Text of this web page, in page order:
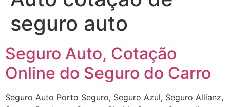
seguro auto
Seguro Auto, Cotação
Online do Seguro do Carro
Seguro Auto Porto Seguro, Seguro Azul, Seguro Allianz,